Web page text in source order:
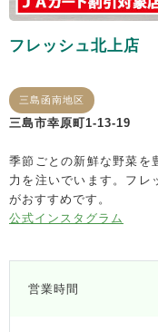
フレッシュ北上店
三島函南地区
三島市幸原町1-13-19
季節ごとの新鮮な野菜を
力を注いでいます。フレ
がおすすめです。
公式インスタグラム
営業時間